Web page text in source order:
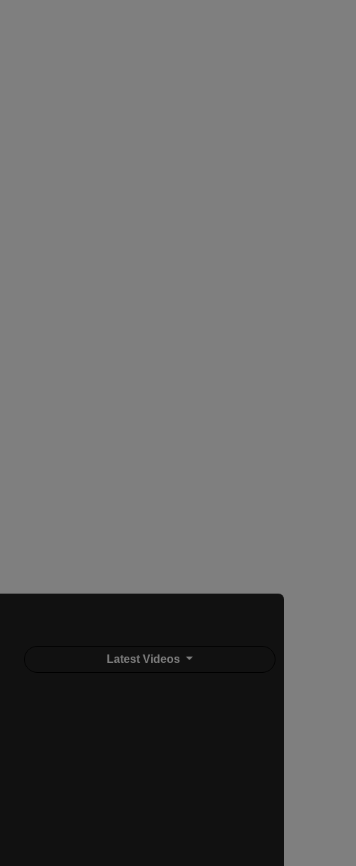
Latest Videos